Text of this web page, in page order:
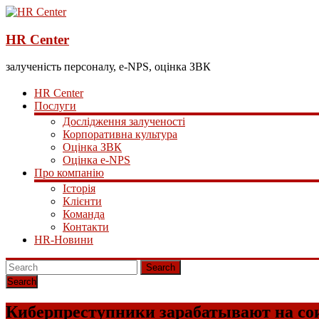
HR Center
залученість персоналу, e-NPS, оцінка ЗВК
HR Center
Послуги
Дослідження залученості
Корпоративна культура
Оцінка ЗВК
Оцінка e-NPS
Про компанію
Історія
Клієнти
Команда
Контакти
HR-Новини
Search
Киберпреступники зарабатывают на